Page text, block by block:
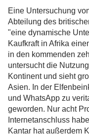
Eine Untersuchung
Abteilung des
"eine dynamische
Kaufkraft in Afrika
in den kommenden
untersucht die
Kontinent und sieht
Asien. In der
und WhatsApp zu
geworden. Nur acht
Internetanschluss
Kantar hat außerdem